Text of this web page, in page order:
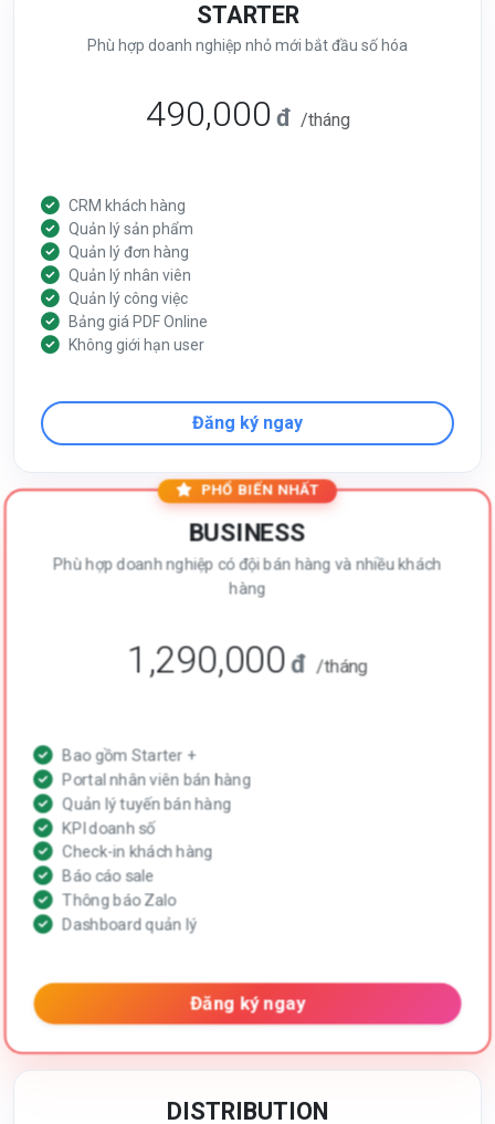
STARTER
Phù hợp doanh nghiệp nhỏ mới bắt đầu số hóa
490,000 đ /tháng
CRM khách hàng
Quản lý sản phẩm
Quản lý đơn hàng
Quản lý nhân viên
Quản lý công việc
Bảng giá PDF Online
Không giới hạn user
Đăng ký ngay
PHỔ BIẾN NHẤT
BUSINESS
Phù hợp doanh nghiệp có đội bán hàng và nhiều khách
hàng
1,290,000đ /tháng
Bao gồm Starter +
Portal nhân viên bán hàng
Quản lý tuyến bán hàng
KPI doanh số
Check-in khách hàng
Báo cáo sale
Thông báo Zalo
Dashboard quản lý
Đăng ký ngay
DISTRIBUTION